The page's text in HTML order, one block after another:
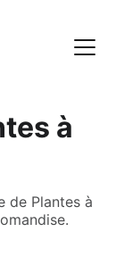
à
de Plantes à